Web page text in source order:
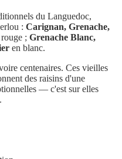
du Languedoc,
: Carignan, Grenache,
; Grenache Blanc,
en blanc.
centenaires. Ces vieilles
des raisins d'une
— c'est sur elles